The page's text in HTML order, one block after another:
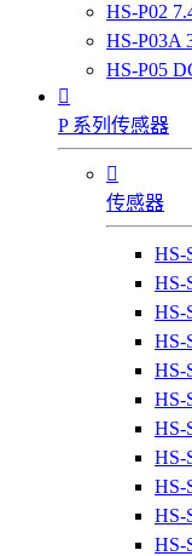
HS-P02
HS-P03A
HS-P05

P 系列传感器

传感器
HS-
HS-
HS-
HS-
HS-
HS-
HS-
HS-
HS-
HS-
HS-